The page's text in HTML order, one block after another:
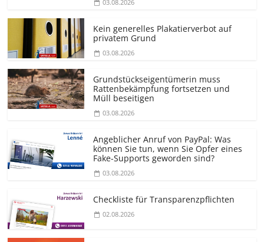
03.08.2026
Kein generelles Plakatierverbot auf
privatem Grund
03.08.2026
Grundstücks­eigentümerin muss
Rattenbekämpfung fortsetzen und
Müll beseitigen
03.08.2026
Angeblicher Anruf von PayPal: Was
können Sie tun, wenn Sie Opfer eines
Fake-Supports geworden sind?
03.08.2026
Checkliste für Transparenz­pflichten
02.08.2026